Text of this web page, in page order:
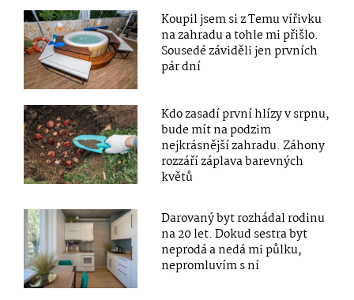
Koupil jsem si z Temu vířivku
na zahradu a tohle mi přišlo.
Sousedé záviděli jen prvních
pár dní
Kdo zasadí první hlízy v srpnu,
bude mít na podzim
nejkrásnější zahradu. Záhony
rozzáří záplava barevných
květů
Darovaný byt rozhádal rodinu
na 20 let. Dokud sestra byt
neprodá a nedá mi půlku,
nepromluvím s ní